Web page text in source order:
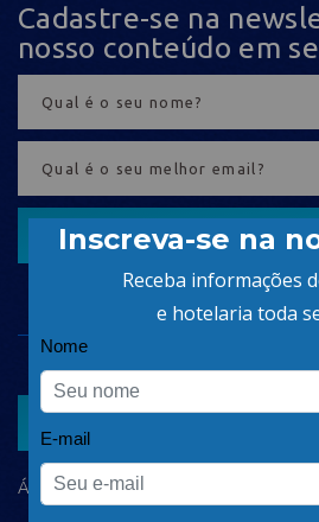
Cadastre-se na
nosso conteúdo em
CADASTRAR
ÁREA DO ASSOCIADO